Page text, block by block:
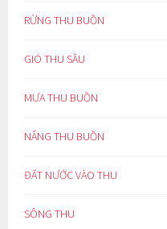
RỪNG THU BUỒN
GIÓ THU SẦU
MƯA THU BUỒN
NẮNG THU BUỒN
ĐẤT NƯỚC VÀO THU
SÔNG THU